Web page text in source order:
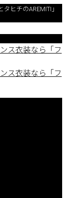
ヒチのAREMITI」